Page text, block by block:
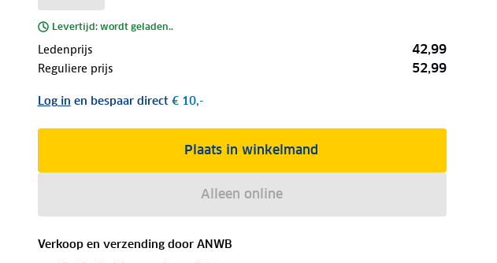
Levertijd: wordt geladen..
Ledenprijs 42,99
Reguliere prijs 52,99
Log in en bespaar direct€ 10,-
Plaats in winkelmand
Alleen online
Verkoop en verzending door ANWB